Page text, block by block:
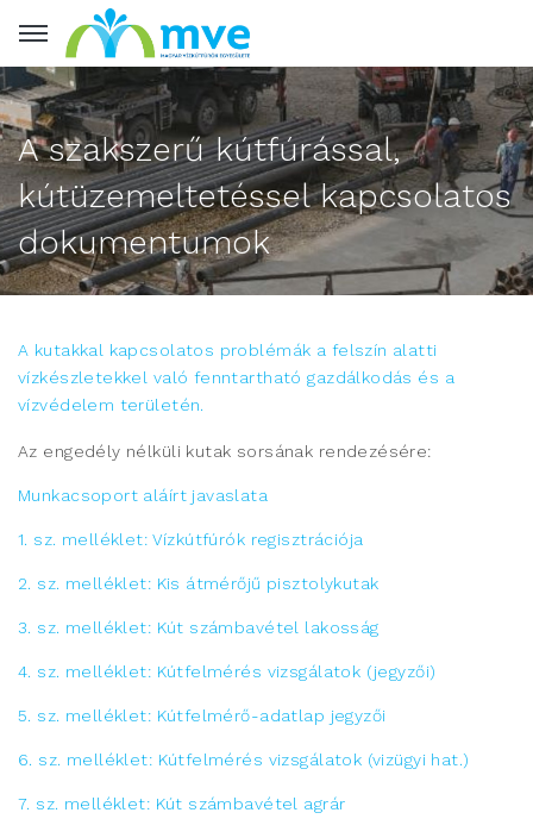
A szakszerű kútfúrással,
kútüzemeltetéssel kapcsolatos
dokumentumok
A kutakkal kapcsolatos problémák a felszín alatti
vízkészletekkel való fenntartható gazdálkodás és a
vízvédelem területén.
Az engedély nélküli kutak sorsának rendezésére:
Munkacsoport aláírt javaslata
1. sz. melléklet: Vízkútfúrók regisztrációja
2. sz. melléklet: Kis átmérőjű pisztolykutak
3. sz. melléklet: Kút számbavétel lakosság
4. sz. melléklet: Kútfelmérés vizsgálatok (jegyzői)
5. sz. melléklet: Kútfelmérő-adatlap jegyzői
6. sz. melléklet: Kútfelmérés vizsgálatok (vizügyi hat.)
7. sz. melléklet: Kút számbavétel agrár